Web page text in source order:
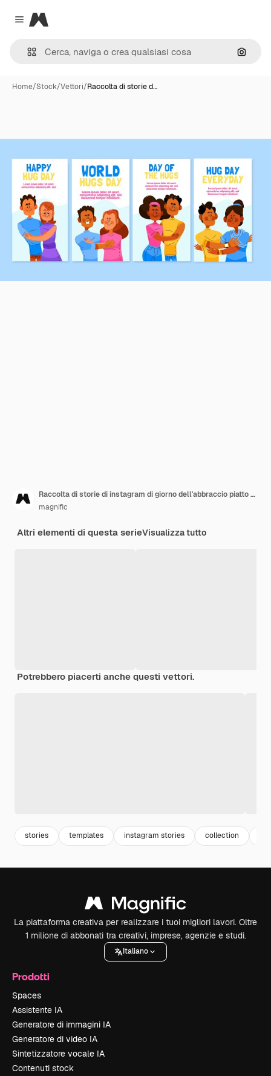
Close menu
Magnific
Cerca
Home/Stock/Vettori/Raccolta di storie d…
Raccolta di storie di instagram di giorno dell'abbraccio piatto disegnato a mano
magnific
Altri elementi di questa serieVisualizza tutto
Potrebbero piacerti anche questi vettori.
stories templates instagram stories collection
La piattaforma creativa per realizzare i tuoi migliori lavori. Oltre
1 milione di abbonati tra creativi, imprese, agenzie e studi.
Italiano
Prodotti
Spaces
Assistente IA
Generatore di immagini IA
Generatore di video IA
Sintetizzatore vocale IA
Contenuti stock